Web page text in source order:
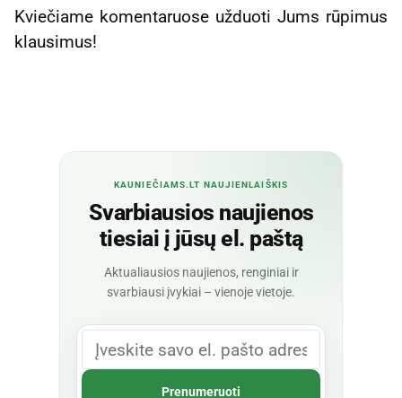
Kviečiame komentaruose užduoti Jums rūpimus
klausimus!
KAUNIEČIAMS.LT NAUJIENLAIŠKIS
Svarbiausios naujienos
tiesiai į jūsų el. paštą
Aktualiausios naujienos, renginiai ir
svarbiausi įvykiai – vienoje vietoje.